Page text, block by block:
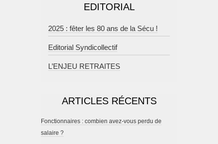
EDITORIAL
2025 : fêter les 80 ans de la Sécu !
Editorial Syndicollectif
L’ENJEU RETRAITES
ARTICLES RÉCENTS
Fonctionnaires : combien avez-vous perdu de
salaire ?